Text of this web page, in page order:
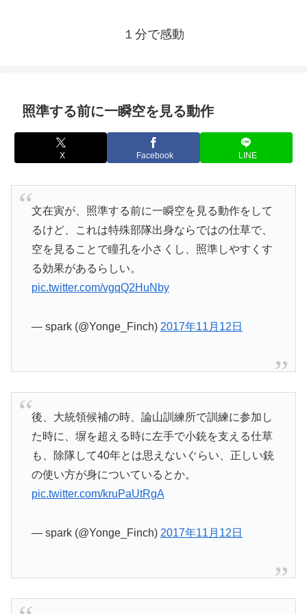
１分で感動
照準する前に一瞬空を見る動作
X Facebook LINE
文在寅が、照準する前に一瞬空を見る動作をして
るけど、これは特殊部隊出身ならではの仕草で、
空を見ることで瞳孔を小さくし、照準しやすくす
る効果があるらしい。
pic.twitter.com/vgqQ2HuNby
— spark (@Yonge_Finch) 2017年11月12日
後、大統領候補の時、論山訓練所で訓練に参加し
た時に、塀を超える時に左手で小銃を支える仕草
も、除隊して40年とは思えないぐらい、正しい銃
の使い方が身についているとか。
pic.twitter.com/kruPaUtRgA
— spark (@Yonge_Finch) 2017年11月12日